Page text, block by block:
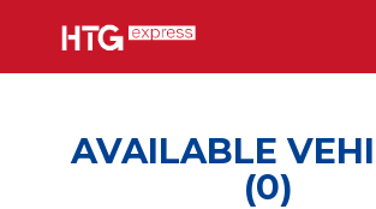
AVAILABLE
(0)